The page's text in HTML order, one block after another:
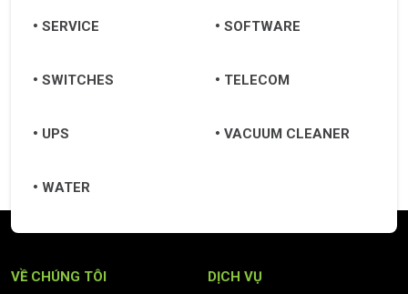
SERVICE SOFTWARE
SWITCHES TELECOM
UPS VACUUM CLEANER
WATER
VỀ CHÚNG TÔI
DỊCH VỤ